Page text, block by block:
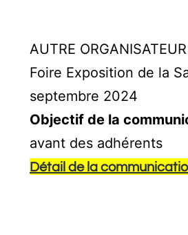
AUTRE ORGANISATEUR
Foire Exposition de la
septembre 2024
Objectif de la
avant des adhérents
Détail de la